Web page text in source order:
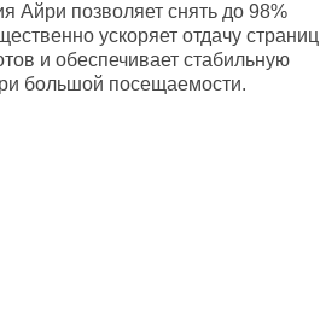
Айри позволяет снять до 98%
ускоряет отдачу страниц
и обеспечивает стабильную
большой посещаемости.